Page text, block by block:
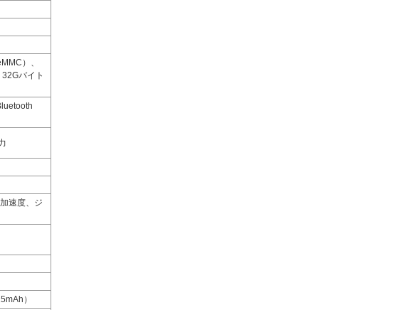
）、
バイト
速度、ジ
）